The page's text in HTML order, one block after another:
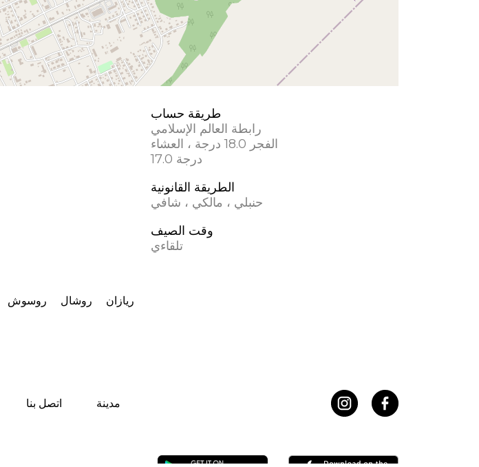
طريقة حساب
رابطة العالم الإسلامي
الفجر 18.0 درجة ، العشاء
17.0 درجة
الطريقة القانونية
حنبلي ، مالكي ، شافي
وقت الصيف
تلقاءي
روسوش روشال ريازان
اتصل بنا مدينة